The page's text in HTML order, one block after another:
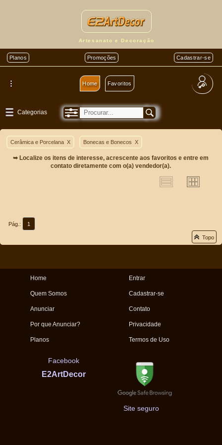
Artesanato e Decoração
Planos Promoções Cadastrar-se
Home Favoritos
Categorias
Cerâmica e Porcelana X Bonecas e Bonecos X
➥ Localize os itens de interesse, acrescente aos favoritos e entre em
contato diretamente com o(a) vendedor(a).
Pág.: 1
Topo
Home
Quem Somos
Anunciar
Por que Anunciar?
Planos
Facebook
E2ArtDecor
Entrar
Cadastrar-se
Contato
Privacidade
Termos de Uso
Site seguro